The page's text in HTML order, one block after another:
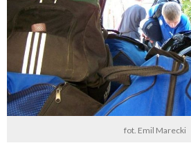
fot. Emil Marecki